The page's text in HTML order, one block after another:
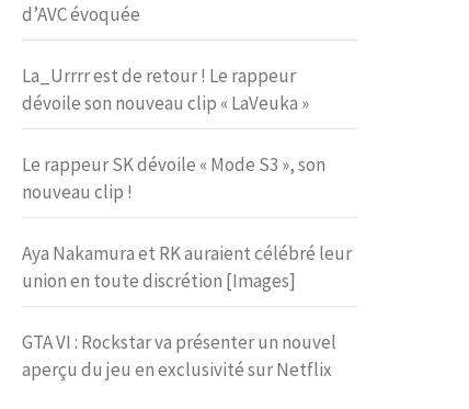
d’AVC évoquée
La_Urrrr est de retour ! Le rappeur
dévoile son nouveau clip « LaVeuka »
Le rappeur SK dévoile « Mode S3 », son
nouveau clip !
Aya Nakamura et RK auraient célébré leur
union en toute discrétion [Images]
GTA VI : Rockstar va présenter un nouvel
aperçu du jeu en exclusivité sur Netflix